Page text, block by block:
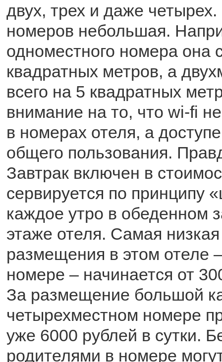
двух, трех и даже
номеров небольшая.
одноместного номера она
квадратных метров, а
всего на 5 квадратных
внимание на то, что wi-fi
в номерах отеля, а
общего пользования.
Завтрак включен в
сервируется по принципу
каждое утро в обеденном
этаже отеля. Самая
размещения в этом отеле
номере – начинается от
За размещение большой
четырехместном номере
уже 6000 рублей в сутки.
родителями в номере